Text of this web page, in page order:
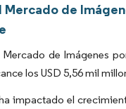
Mercado de
de Imágenes
los USD 5,56 mil
impactado el